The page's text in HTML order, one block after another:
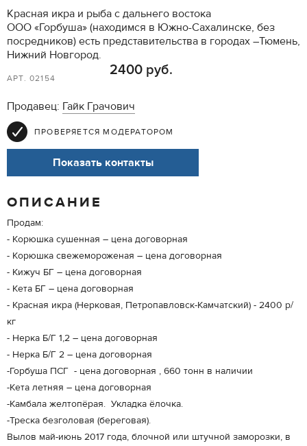
Красная икра и рыба с дальнего востока
ООО «Горбуша» (находимся в Южно-Сахалинске, без
посредников) есть представительства в городах –Тюмень,
Нижний Новгород.
АРТ. 02154 2400 руб.
Продавец: Гайк Грачович
ПРОВЕРЯЕТСЯ МОДЕРАТОРОМ
Показать контакты
ОПИСАНИЕ
Продам:
- Корюшка сушенная – цена договорная
- Корюшка свежемороженая – цена договорная
- Кижуч БГ – цена договорная
- Кета БГ – цена договорная
- Красная икра (Нерковая, Петропавловск-Камчатский) - 2400 р/
кг
- Нерка Б/Г 1,2 – цена договорная
- Нерка Б/Г 2 – цена договорная
-Горбуша ПСГ - цена договорная , 660 тонн в наличии
-Кета летняя – цена договорная
-Камбала желтопёрая. Укладка ёлочка.
-Треска безголовая (береговая).
Вылов май-июнь 2017 года, блочной или штучной заморозки, в